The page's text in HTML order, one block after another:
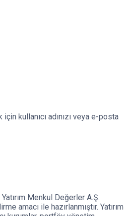
kullanıcı adınızı veya e-posta
Menkul Değerler A.Ş.
amacı ile hazırlanmıştır. Yatırım